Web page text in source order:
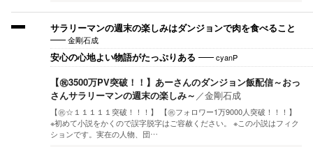
サラリーマンの週末の楽しみはダンジョンで肉を食べること
金剛石成
安心の心地よい物語がたっぷりある cyanP
【㊗️3500万PV突破！！】あーさんのダンジョン飯配信～おっ
さんサラリーマンの週末の楽しみ～ ／金剛石成
【㊗️☆１１１１１突破！！！】 【㊗️フォロワー1万9000人突破！！！】
※初めて小説をかくので誤字脱字はご容赦ください。 ※この小説はフィク
ションです。実在の人物、団…